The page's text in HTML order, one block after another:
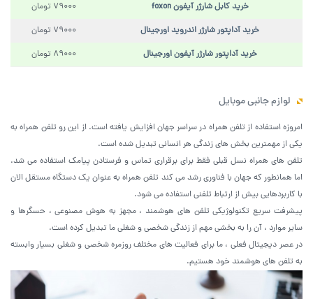
خرید کابل شارژر آیفون foxon
79000 تومان
خرید آداپتور شارژر اندروید اورجینال
79000 تومان
خرید آداپتور شارژر آیفون اورجینال
89000 تومان
لوازم جانبی موبایل
امروزه استفاده از تلفن همراه در سراسر جهان افزایش یافته است. از این رو تلفن همراه به
یکی از مهمترین بخش های زندگی هر انسانی تبدیل شده است.
تلفن های همراه نسل قبلی فقط برای برقراری تماس و فرستادن پیامک استفاده می شد.
اما همانطور که جهان با فناوری رشد می کند تلفن همراه به عنوان یک دستگاه مستقل الان
با کاربردهایی بیش از ارتباط تلفنی استفاده می شود.
پیشرفت سریع تکنولوژیکی تلفن های هوشمند ، مجهز به هوش مصنوعی ، حسگرها و
سایر موارد ، آن را به بخشی مهم از زندگی شخصی و شغلی ما تبدیل کرده است.
در عصر دیجیتال فعلی ، ما برای فعالیت های مختلف روزمره شخصی و شغلی بسیار وابسته
به تلفن های هوشمند خود هستیم.